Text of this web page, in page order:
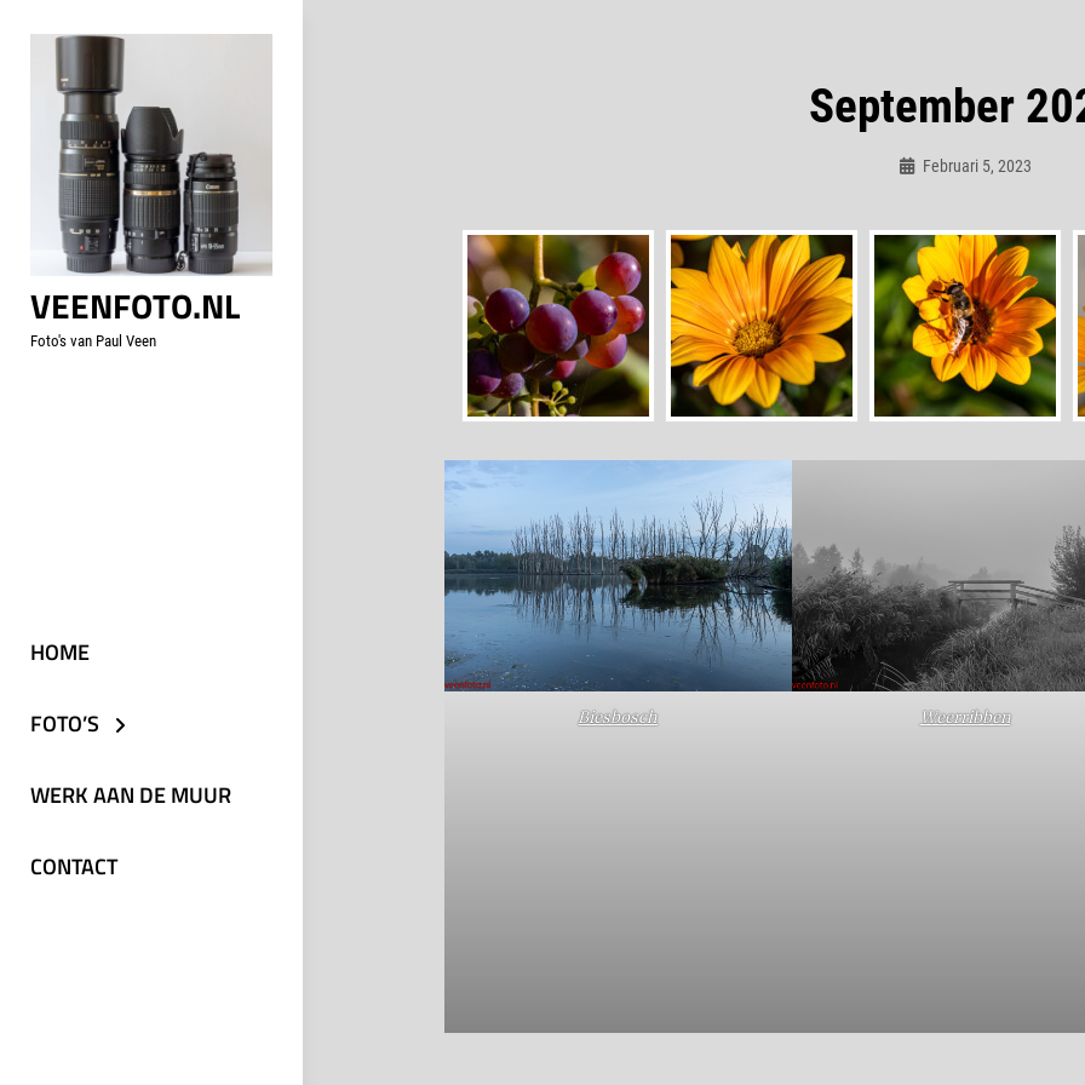
content
VEENFOTO.NL
Foto's van Paul Veen
HOME
FOTO’S
WERK AAN DE MUUR
CONTACT
September
Februari 5, 2023
Biesbosch Weerribben